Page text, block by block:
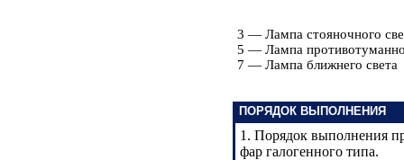
3 — Лампа стояночного
5 — Лампа
7 — Лампа ближнего света
ПОРЯДОК ВЫПОЛНЕНИЯ
1. Порядок выполнения
фар галогенного типа.